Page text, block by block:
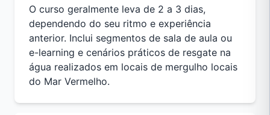
O curso geralmente leva de 2 a 3 dias,
dependendo do seu ritmo e experiência
anterior. Inclui segmentos de sala de aula ou
e-learning e cenários práticos de resgate na
água realizados em locais de mergulho locais
do Mar Vermelho.